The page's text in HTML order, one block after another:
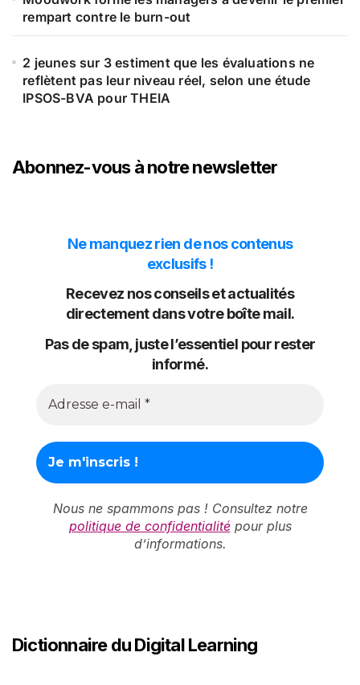
rempart contre le burn-out
2 jeunes sur 3 estiment que les évaluations ne
reflètent pas leur niveau réel, selon une étude
IPSOS-BVA pour THEIA
Abonnez-vous à notre newsletter
Ne manquez rien de nos contenus
exclusifs !
Recevez nos conseils et actualités
directement dans votre boîte mail.
Pas de spam, juste l’essentiel pour rester
informé.
Nous ne spammons pas ! Consultez notre
politique de confidentialitépour plus
d’informations.
Dictionnaire du Digital Learning